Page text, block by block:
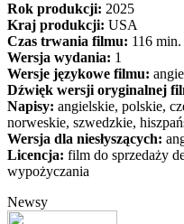
Rok produkcji: 2025
Kraj produkcji: USA
Czas trwania filmu: 116 min.
Wersja wydania: 1
Wersje językowe filmu:
Dźwięk wersji oryginalnej
Napisy: angielskie, polskie,
norweskie, szwedzkie,
Wersja dla niesłyszących:
Licencja: film do sprzedaży
wypożyczania
Newsy